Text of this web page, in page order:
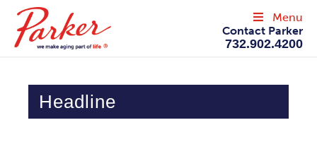
Contact Parker
732.902.4200
Menu
Awards
Headline